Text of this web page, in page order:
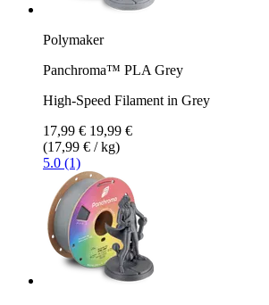
Polymaker
Panchroma™ PLA Grey
High-Speed Filament in Grey
17,99 € 19,99 €
(17,99 € / kg)
5.0 (1)